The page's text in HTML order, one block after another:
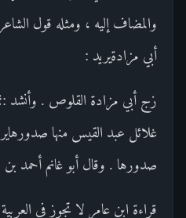
والمضاف إليه ، ومثله قول
أبي مزادةيريد :
زج أبي مزادة القلوص . وأنشد
غلائل عبد القيس منها
صدورها . وقال أبو غانم أحمد
قراءة ابن عامر لا تجوز في